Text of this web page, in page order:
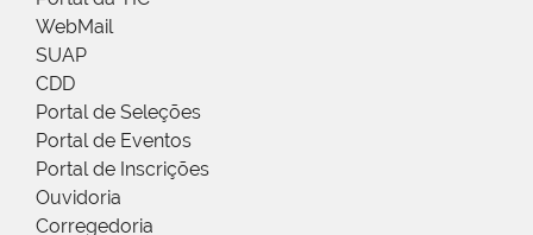
WebMail
SUAP
CDD
Portal de Seleções
Portal de Eventos
Portal de Inscrições
Ouvidoria
Corregedoria